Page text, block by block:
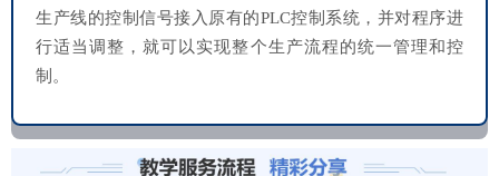
生产线的控制信号接入原有的PLC控制系统，并对程序进
行适当调整，就可以实现整个生产流程的统一管理和控
制。